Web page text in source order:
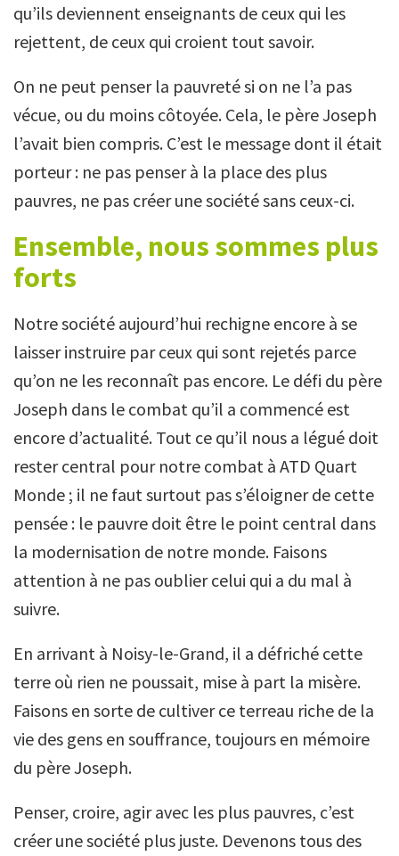
qu’ils deviennent enseignants de ceux qui les
rejettent, de ceux qui croient tout savoir.
On ne peut penser la pauvreté si on ne l’a pas
vécue, ou du moins côtoyée. Cela, le père Joseph
l’avait bien compris. C’est le message dont il était
porteur : ne pas penser à la place des plus
pauvres, ne pas créer une société sans ceux-ci.
Ensemble, nous sommes plus
forts
Notre société aujourd’hui rechigne encore à se
laisser instruire par ceux qui sont rejetés parce
qu’on ne les reconnaît pas encore. Le défi du père
Joseph dans le combat qu’il a commencé est
encore d’actualité. Tout ce qu’il nous a légué doit
rester central pour notre combat à ATD Quart
Monde ; il ne faut surtout pas s’éloigner de cette
pensée : le pauvre doit être le point central dans
la modernisation de notre monde. Faisons
attention à ne pas oublier celui qui a du mal à
suivre.
En arrivant à Noisy-le-Grand, il a défriché cette
terre où rien ne poussait, mise à part la misère.
Faisons en sorte de cultiver ce terreau riche de la
vie des gens en souffrance, toujours en mémoire
du père Joseph.
Penser, croire, agir avec les plus pauvres, c’est
créer une société plus juste. Devenons tous des